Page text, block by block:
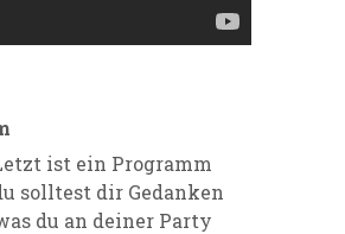
ist ein Programm
solltest dir Gedanken
du an deiner Party